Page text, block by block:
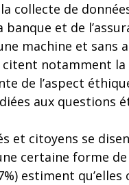
collecte de
banque et de
machine et sans
notamment la
de l’aspect
aux questions
et citoyens se
certaine forme
estiment